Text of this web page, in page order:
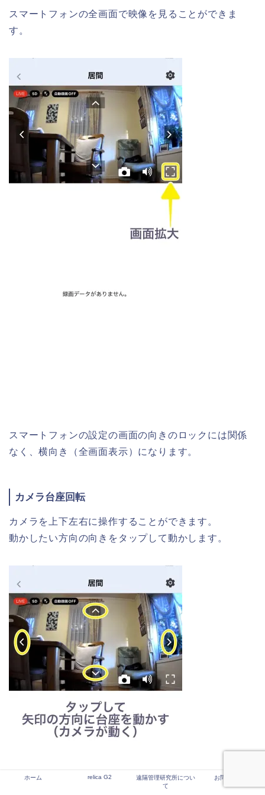
スマートフォンの全画面で映像を見ることができま
す。
スマートフォンの設定の画面の向きのロックには関係
なく、横向き（全画面表示）になります。
カメラ台座回転
カメラを上下左右に操作することができます。
動かしたい方向の向きをタップして動かします。
ホーム relica G2
遠隔管理研究所につい
て
お問い合わせ